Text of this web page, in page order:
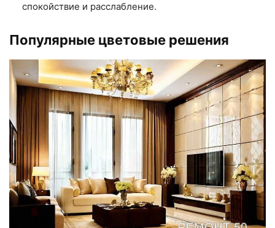
спокойствие и расслабление.
Популярные цветовые решения